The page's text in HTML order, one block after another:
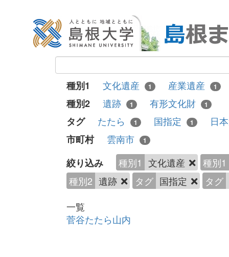
種別1 文化遺産 1 産業遺産 1
種別2 遺跡 1 有形文化財 1
タグ たたら 1 国指定 1
日
市町村
雲南市 1
絞り込み 種別1 文化遺産
種別1
種別2 遺跡 タグ 国指定
タグ
一覧
菅谷たたら山内